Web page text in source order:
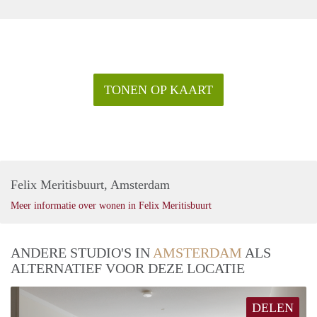
TONEN OP KAART
Felix Meritisbuurt, Amsterdam
Meer informatie over wonen in Felix Meritisbuurt
ANDERE STUDIO'S IN AMSTERDAM ALS
ALTERNATIEF VOOR DEZE LOCATIE
DELEN